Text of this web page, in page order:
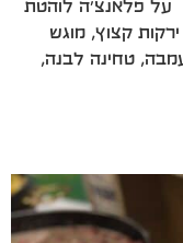
על פלאנצ'ה לוהטת
קצוץ, מוגש
טחינה לבנה,